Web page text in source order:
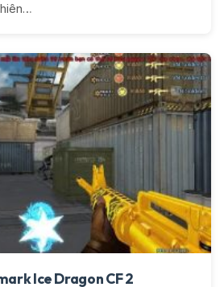
Ice Dragon CF 2